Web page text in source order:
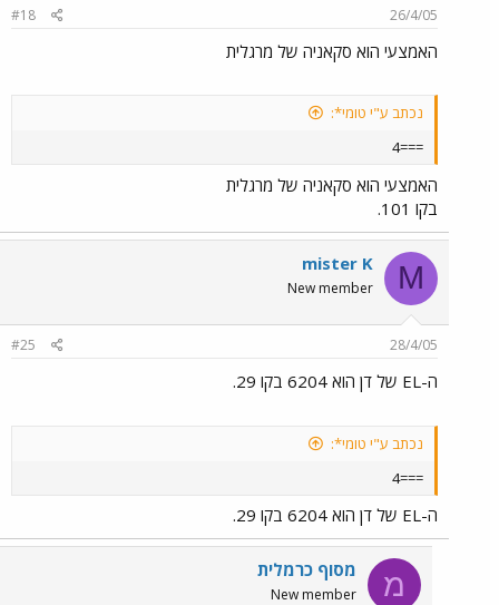
26/4/05
#18
האמצעי הוא סקאניה של מרגלית
נכתב ע"י טומי*:
===4
האמצעי הוא סקאניה של מרגלית
בקו 101.
M
mister K
New member
28/4/05
#25
ה-EL של דן הוא 6204 בקו 29.
נכתב ע"י טומי*:
===4
ה-EL של דן הוא 6204 בקו 29.
מ מסוף כרמלית
New member